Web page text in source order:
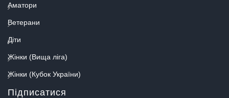
Аматори
Ветерани
Діти
Жінки (Вища ліга)
Жінки (Кубок України)
Підписатися